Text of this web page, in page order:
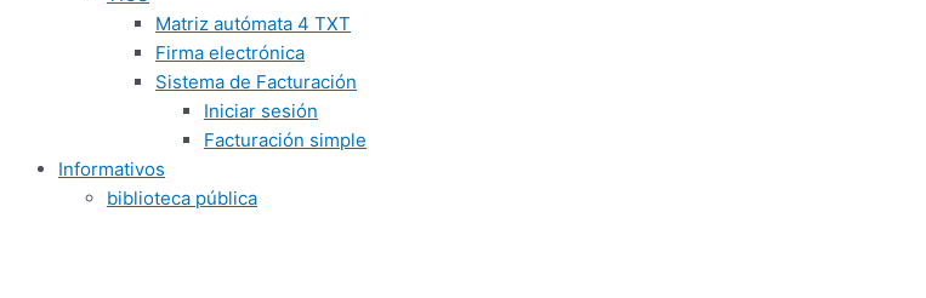
Matriz autómata 4 TXT
Firma electrónica
Sistema de Facturación
Iniciar sesión
Facturación simple
Informativos
biblioteca pública